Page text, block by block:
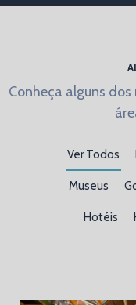
Conheça alguns
Ver Todos
Museus
Hotéis